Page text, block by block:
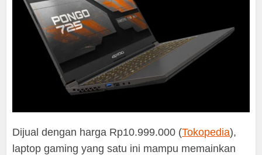
Dijual dengan harga Rp10.999.000 (Tokopedia),
laptop gaming yang satu ini mampu memainkan